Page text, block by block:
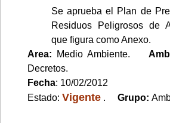
Se aprueba el Plan de
Residuos Peligrosos de
que figura como Anexo.
Area: Medio Ambiente.
Decretos.
Fecha: 10/02/2012
Estado: Vigente . Grupo: